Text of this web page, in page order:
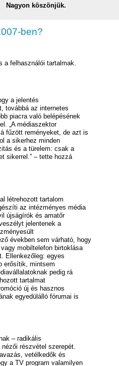
Nagyon köszönjük.
ben?
felhasználói tartalmak.
a jelentés
továbbá az internetes
piacra való belépésének
„A médiaszektor
fűzött reményeket, de azt is
a sikerhez minden
és a türelem: csak a
sikerrel.” – tette hozzá
létrehozott tartalom
az intézményes média
újságírók és amatőr
jelentenek a
években sem várható, hogy
mobiltelefon birtoklása
Ellenkezőleg: egyes
erősítik, mintsem
pedig rá
tartalmat
új és hasznos
egyedülálló fórumai is
– radikális
részvétel szerepét.
vetélkedők és
a TV program valamilyen